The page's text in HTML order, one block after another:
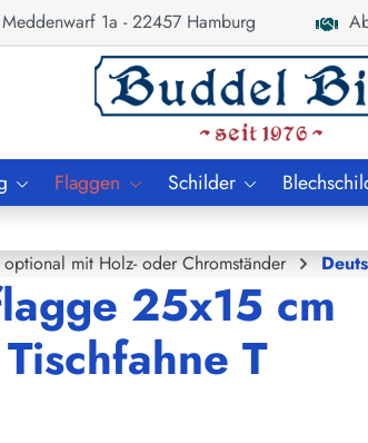
Meddenwarf 1a - 22457 Hamburg
Flaggen Schilder
mit Holz- oder Chromständer
25x15 cm
T